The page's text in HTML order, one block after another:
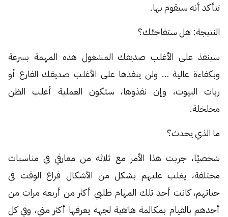
تتأكد أنه سيقوم بها.
النتيجة: هل ستفاجئك؟
سينفذ على الأغلب صديقك المشغول هذه المهمة بسرعة
وبكفاءة عالية … ولن ينفذها على الأغلب صديقك الفارغ أو
ربات البيوت، وإن نفذوها، ستكون العملية أغلب الظن
مخلخلة.
ما الذي يحدث؟
شخصيًا، جربت هذا الأمر مع ثلاثة من معارفي في مناسبات
مختلفة، يغلب عليهم بشكل من الأشكال فراغ الوقت في
حياتهم، كانت أحد تلك المهام طلبي أكثر من أربعة مرات من
أحدهم بالقيام بمكالمة هاتفية لجهة يعرفها أكثر مني، وفي كل